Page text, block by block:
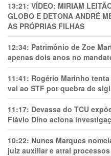
13:21: VÍDEO: MIRIAM
GLOBO E DETONA ANDRÉ
AS PRÓPRIAS FILHAS
12:34: Patrimônio de Zoe
apenas dois anos no
11:41: Rogério Marinho
vai ao STF por quebra de
11:17: Devassa do TCU
Flávio Dino aciona
10:22: Nunes Marques
juiz auxiliar e atrai